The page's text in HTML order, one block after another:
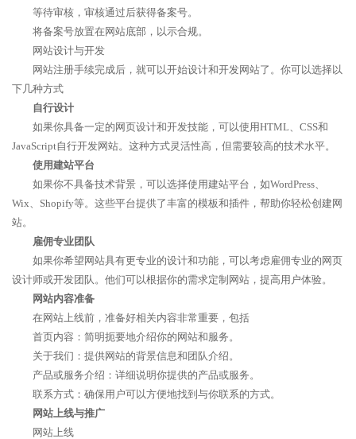
等待审核，审核通过后获得备案号。
将备案号放置在网站底部，以示合规。
网站设计与开发
网站注册手续完成后，就可以开始设计和开发网站了。你可以选择以
下几种方式
自行设计
如果你具备一定的网页设计和开发技能，可以使用HTML、CSS和
JavaScript自行开发网站。这种方式灵活性高，但需要较高的技术水平。
使用建站平台
如果你不具备技术背景，可以选择使用建站平台，如WordPress、
Wix、Shopify等。这些平台提供了丰富的模板和插件，帮助你轻松创建网
站。
雇佣专业团队
如果你希望网站具有更专业的设计和功能，可以考虑雇佣专业的网页
设计师或开发团队。他们可以根据你的需求定制网站，提高用户体验。
网站内容准备
在网站上线前，准备好相关内容非常重要，包括
首页内容：简明扼要地介绍你的网站和服务。
关于我们：提供网站的背景信息和团队介绍。
产品或服务介绍：详细说明你提供的产品或服务。
联系方式：确保用户可以方便地找到与你联系的方式。
网站上线与推广
网站上线